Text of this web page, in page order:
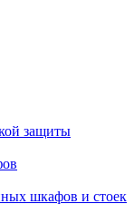
защиты
шкафов и стоек